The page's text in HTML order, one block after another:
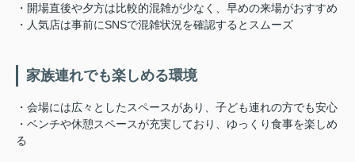
・開場直後や夕方は比較的混雑が少なく、早めの来場がおすすめ
・人気店は事前にSNSで混雑状況を確認するとスムーズ
家族連れでも楽しめる環境
・会場には広々としたスペースがあり、子ども連れの方でも安心
・ベンチや休憩スペースが充実しており、ゆっくり食事を楽しめ
る